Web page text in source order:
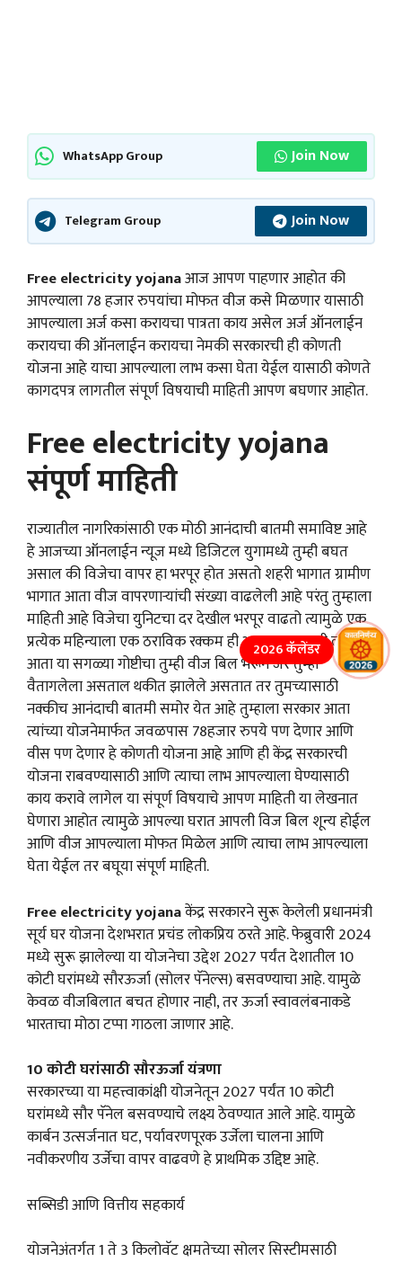
WhatsApp Group Join Now
Telegram Group Join Now
Free electricity yojanaआज आपण पाहणार आहोत की
आपल्याला 78 हजार रुपयांचा मोफत वीज कसे मिळणार यासाठी
आपल्याला अर्ज कसा करायचा पात्रता काय असेल अर्ज ऑनलाईन
करायचा की ऑनलाईन करायचा नेमकी सरकारची ही कोणती
योजना आहे याचा आपल्याला लाभ कसा घेता येईल यासाठी कोणते
कागदपत्र लागतील संपूर्ण विषयाची माहिती आपण बघणार आहोत.
Free electricity yojana
संपूर्ण माहिती
राज्यातील नागरिकांसाठी एक मोठी आनंदाची बातमी समाविष्ट आहे
हे आजच्या ऑनलाईन न्यूज मध्ये डिजिटल युगामध्ये तुम्ही बघत
असाल की विजेचा वापर हा भरपूर होत असतो शहरी भागात ग्रामीण
भागात आता वीज वापरणाऱ्यांची संख्या वाढलेली आहे परंतु तुम्हाला
माहिती आहे विजेचा युनिटचा दर देखील भरपूर वाढतो त्यामुळे एक
प्रत्येक महिन्याला एक ठराविक रक्कम ही आपल्याला द्यावी लागते
आता या सगळ्या गोष्टीचा तुम्ही वीज बिल भरून जर तुम्ही
वैतागलेला असताल थकीत झालेले असतात तर तुमच्यासाठी
नक्कीच आनंदाची बातमी समोर येत आहे तुम्हाला सरकार आता
त्यांच्या योजनेमार्फत जवळपास 78हजार रुपये पण देणार आणि
वीस पण देणार हे कोणती योजना आहे आणि ही केंद्र सरकारची
योजना राबवण्यासाठी आणि त्याचा लाभ आपल्याला घेण्यासाठी
काय करावे लागेल या संपूर्ण विषयाचे आपण माहिती या लेखनात
घेणारा आहोत त्यामुळे आपल्या घरात आपली विज बिल शून्य होईल
आणि वीज आपल्याला मोफत मिळेल आणि त्याचा लाभ आपल्याला
घेता येईल तर बघूया संपूर्ण माहिती.
Free electricity yojanaकेंद्र सरकारने सुरू केलेली प्रधानमंत्री
सूर्य घर योजना देशभरात प्रचंड लोकप्रिय ठरते आहे. फेब्रुवारी 2024
मध्ये सुरू झालेल्या या योजनेचा उद्देश 2027 पर्यंत देशातील 10
कोटी घरांमध्ये सौरऊर्जा (सोलर पॅनेल्स) बसवण्याचा आहे. यामुळे
केवळ वीजबिलात बचत होणार नाही, तर ऊर्जा स्वावलंबनाकडे
भारताचा मोठा टप्पा गाठला जाणार आहे.
10 कोटी घरांसाठी सौरऊर्जा यंत्रणा
सरकारच्या या महत्त्वाकांक्षी योजनेतून 2027 पर्यंत 10 कोटी
घरांमध्ये सौर पॅनेल बसवण्याचे लक्ष्य ठेवण्यात आले आहे. यामुळे
कार्बन उत्सर्जनात घट, पर्यावरणपूरक उर्जेला चालना आणि
नवीकरणीय उर्जेचा वापर वाढवणे हे प्राथमिक उद्दिष्ट आहे.
सब्सिडी आणि वित्तीय सहकार्य
योजनेअंतर्गत 1 ते 3 किलोवॅट क्षमतेच्या सोलर सिस्टीमसाठी
2026 कॅलेंडर